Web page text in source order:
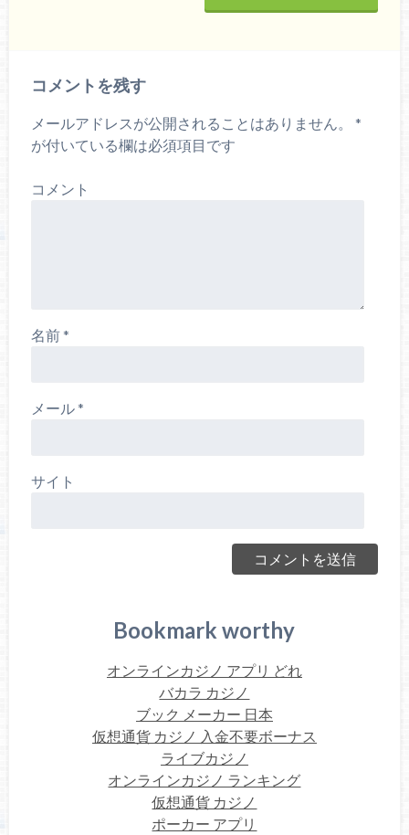
コメントを残す
メールアドレスが公開されることはありません。
*
が付いている欄は必須項目です
コメント
名前*
メール*
サイト
Bookmark worthy
オンラインカジノ アプリ どれ
バカラ カジノ
ブック メーカー 日本
仮想通貨 カジノ 入金不要ボーナス
ライブカジノ
オンラインカジノ ランキング
仮想通貨 カジノ
ポーカー アプリ